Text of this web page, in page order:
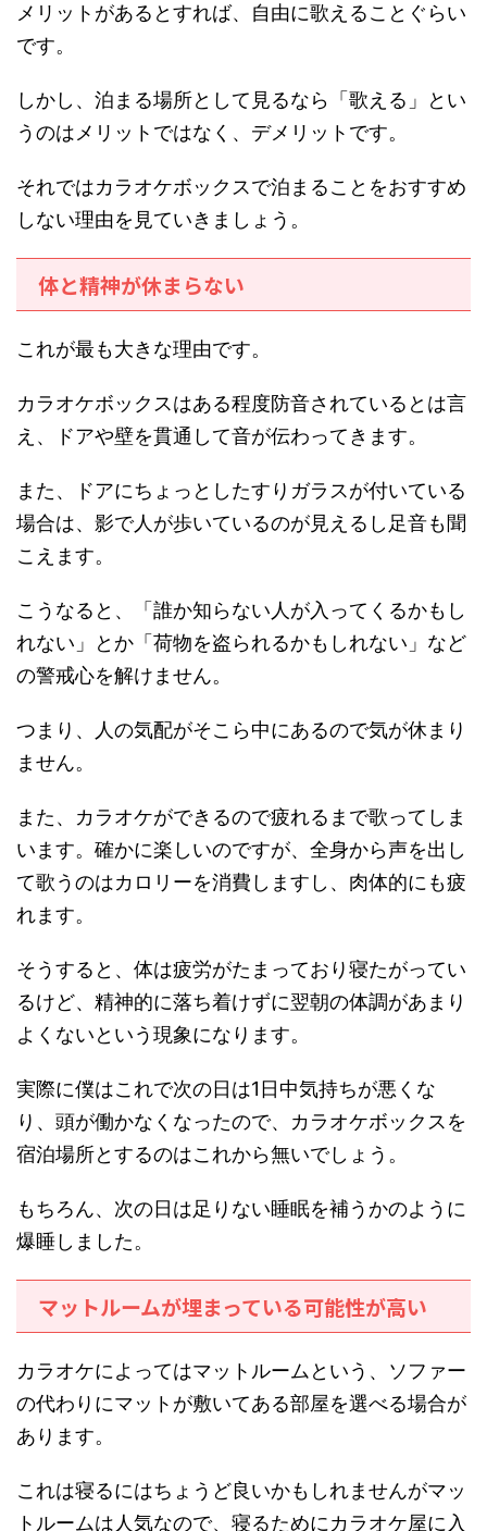
メリットがあるとすれば、自由に歌えることぐらい
です。
しかし、泊まる場所として見るなら「歌える」とい
うのはメリットではなく、デメリットです。
それではカラオケボックスで泊まることをおすすめ
しない理由を見ていきましょう。
体と精神が休まらない
これが最も大きな理由です。
カラオケボックスはある程度防音されているとは言
え、ドアや壁を貫通して音が伝わってきます。
また、ドアにちょっとしたすりガラスが付いている
場合は、影で人が歩いているのが見えるし足音も聞
こえます。
こうなると、「誰か知らない人が入ってくるかもし
れない」とか「荷物を盗られるかもしれない」など
の警戒心を解けません。
つまり、人の気配がそこら中にあるので気が休まり
ません。
また、カラオケができるので疲れるまで歌ってしま
います。確かに楽しいのですが、全身から声を出し
て歌うのはカロリーを消費しますし、肉体的にも疲
れます。
そうすると、体は疲労がたまっており寝たがってい
るけど、精神的に落ち着けずに翌朝の体調があまり
よくないという現象になります。
実際に僕はこれで次の日は1日中気持ちが悪くな
り、頭が働かなくなったので、カラオケボックスを
宿泊場所とするのはこれから無いでしょう。
もちろん、次の日は足りない睡眠を補うかのように
爆睡しました。
マットルームが埋まっている可能性が高い
カラオケによってはマットルームという、ソファー
の代わりにマットが敷いてある部屋を選べる場合が
あります。
これは寝るにはちょうど良いかもしれませんがマッ
トルームは人気なので、寝るためにカラオケ屋に入